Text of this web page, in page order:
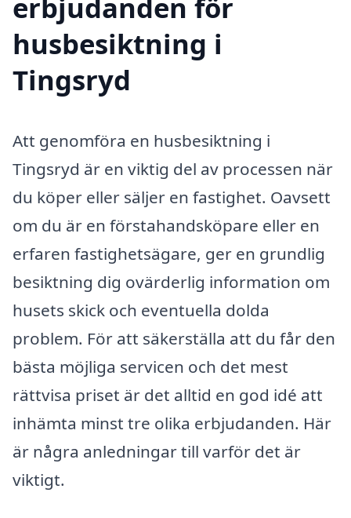
husbesiktning i
Tingsryd
Att genomföra en husbesiktning i
Tingsryd är en viktig del av processen när
du köper eller säljer en fastighet. Oavsett
om du är en förstahandsköpare eller en
erfaren fastighetsägare, ger en grundlig
besiktning dig ovärderlig information om
husets skick och eventuella dolda
problem. För att säkerställa att du får den
bästa möjliga servicen och det mest
rättvisa priset är det alltid en god idé att
inhämta minst tre olika erbjudanden. Här
är några anledningar till varför det är
viktigt.